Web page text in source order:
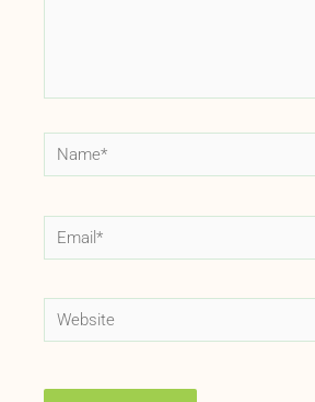
Name*
Email*
Website